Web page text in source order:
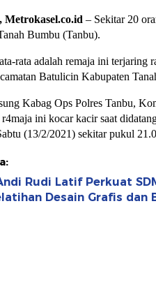
– Sekitar 20
Bumbu (Tanbu).
rata adalah remaja ini terjaring
Batulicin Kabupaten
Kabag Ops Polres Tanbu,
ini kocar kacir saat
(13/2/2021) sekitar pukul
Rudi Latif Perkuat
Desain Grafis dan